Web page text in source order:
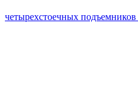
четырехстоечных подъемников